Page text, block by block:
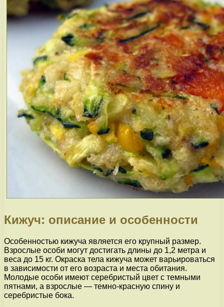
Кижуч: описание и особенности
Особенностью кижуча является его крупный размер.
Взрослые особи могут достигать длины до 1,2 метра и
веса до 15 кг. Окраска тела кижуча может варьироваться
в зависимости от его возраста и места обитания.
Молодые особи имеют серебристый цвет с темными
пятнами, а взрослые — темно-красную спину и
серебристые бока.